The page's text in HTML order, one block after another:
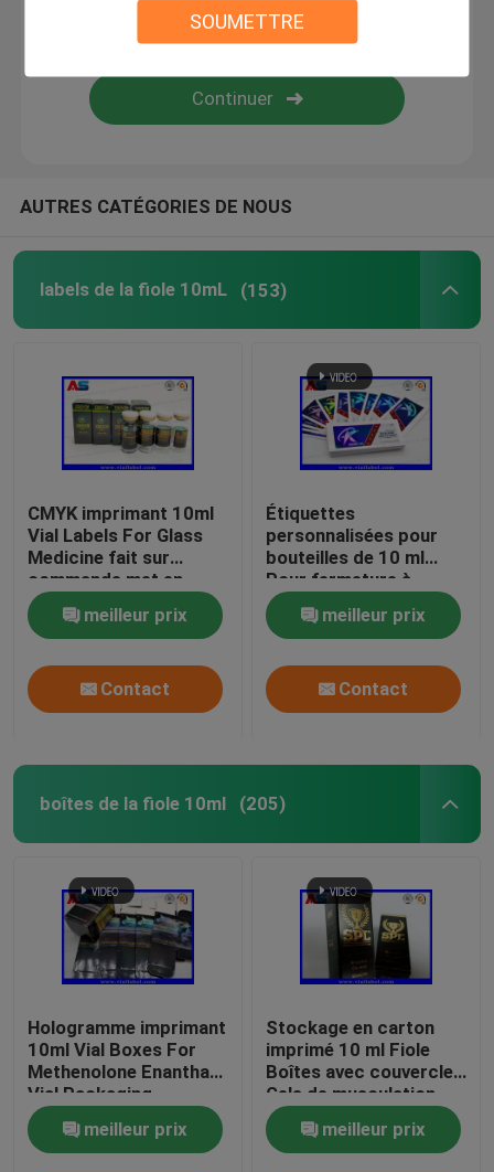
SOUMETTRE
Ampoules en verre pharmaceutiques
label de bouteille de pilule
Impression faite sur commande de tract
Sac en papier commercial
AUTRES CATÉGORIES DE NOUS
labels de la fiole 10mL (153)
CMYK imprimant 10ml
Vial Labels For Glass
Medicine fait sur
commande met en
bouteille
meilleur prix
Contact
Étiquettes
personnalisées pour
bouteilles de 10 ml
Pour fermeture à
glissière en argent Foil
d'aluminium Pounch
Étiquettes
d'impression de
flacons en verre
meilleur prix
Contact
boîtes de la fiole 10ml (205)
Hologramme imprimant
10ml Vial Boxes For
Methenolone Enanthate
Vial Packaging
meilleur prix
Stockage en carton
imprimé 10 ml Fiole
Boîtes avec couvercles
Gels de musculation
Foil d' or Emballage
Foil d' or / effet
hologramme
meilleur prix